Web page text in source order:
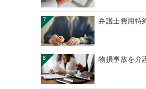
7 弁護士費用特
8 物損事故を弁